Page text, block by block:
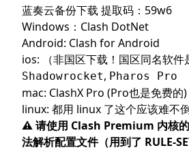
蓝奏云备份下载 提取码：59w6
Windows： Clash DotNet
Android: Clash for Android
ios: （非国区下载！国区同名软件
Shadowrocket, Pharos Pro
mac: ClashX Pro (Pro也是免费的)
linux: 都用 linux 了这个应该难不
⚠️ 请使用 Clash Premium 内核
法解析配置文件（用到了 RULE-